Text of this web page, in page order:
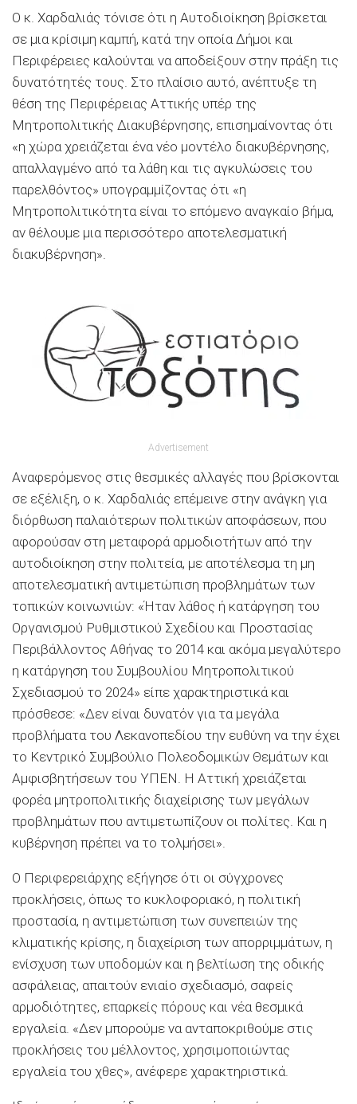
Ο κ. Χαρδαλιάς τόνισε ότι η Αυτοδιοίκηση βρίσκεται
σε μια κρίσιμη καμπή, κατά την οποία Δήμοι και
Περιφέρειες καλούνται να αποδείξουν στην πράξη τις
δυνατότητές τους. Στο πλαίσιο αυτό, ανέπτυξε τη
θέση της Περιφέρειας Αττικής υπέρ της
Μητροπολιτικής Διακυβέρνησης, επισημαίνοντας ότι
«η χώρα χρειάζεται ένα νέο μοντέλο διακυβέρνησης,
απαλλαγμένο από τα λάθη και τις αγκυλώσεις του
παρελθόντος» υπογραμμίζοντας ότι «η
Μητροπολιτικότητα είναι το επόμενο αναγκαίο βήμα,
αν θέλουμε μια περισσότερο αποτελεσματική
διακυβέρνηση».
Advertisement
Αναφερόμενος στις θεσμικές αλλαγές που βρίσκονται
σε εξέλιξη, ο κ. Χαρδαλιάς επέμεινε στην ανάγκη για
διόρθωση παλαιότερων πολιτικών αποφάσεων, που
αφορούσαν στη μεταφορά αρμοδιοτήτων από την
αυτοδιοίκηση στην πολιτεία, με αποτέλεσμα τη μη
αποτελεσματική αντιμετώπιση προβλημάτων των
τοπικών κοινωνιών: «Ήταν λάθος ή κατάργηση του
Οργανισμού Ρυθμιστικού Σχεδίου και Προστασίας
Περιβάλλοντος Αθήνας το 2014 και ακόμα μεγαλύτερο
η κατάργηση του Συμβουλίου Μητροπολιτικού
Σχεδιασμού το 2024» είπε χαρακτηριστικά και
πρόσθεσε: «Δεν είναι δυνατόν για τα μεγάλα
προβλήματα του Λεκανοπεδίου την ευθύνη να την έχει
το Κεντρικό Συμβούλιο Πολεοδομικών Θεμάτων και
Αμφισβητήσεων του ΥΠΕΝ. Η Αττική χρειάζεται
φορέα μητροπολιτικής διαχείρισης των μεγάλων
προβλημάτων που αντιμετωπίζουν οι πολίτες. Και η
κυβέρνηση πρέπει να το τολμήσει».
Ο Περιφερειάρχης εξήγησε ότι οι σύγχρονες
προκλήσεις, όπως το κυκλοφοριακό, η πολιτική
προστασία, η αντιμετώπιση των συνεπειών της
κλιματικής κρίσης, η διαχείριση των απορριμμάτων, η
ενίσχυση των υποδομών και η βελτίωση της οδικής
ασφάλειας, απαιτούν ενιαίο σχεδιασμό, σαφείς
αρμοδιότητες, επαρκείς πόρους και νέα θεσμικά
εργαλεία. «Δεν μπορούμε να ανταποκριθούμε στις
προκλήσεις του μέλλοντος, χρησιμοποιώντας
εργαλεία του χθες», ανέφερε χαρακτηριστικά.